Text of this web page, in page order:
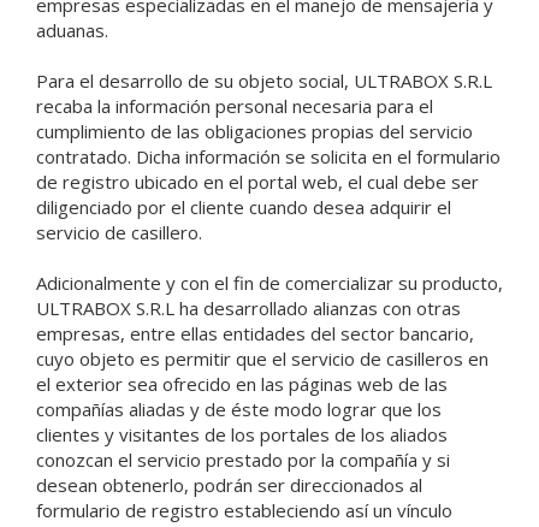
empresas especializadas en el manejo de mensajería y
aduanas.
Para el desarrollo de su objeto social, ULTRABOX S.R.L
recaba la información personal necesaria para el
cumplimiento de las obligaciones propias del servicio
contratado. Dicha información se solicita en el formulario
de registro ubicado en el portal web, el cual debe ser
diligenciado por el cliente cuando desea adquirir el
servicio de casillero.
Adicionalmente y con el fin de comercializar su producto,
ULTRABOX S.R.L ha desarrollado alianzas con otras
empresas, entre ellas entidades del sector bancario,
cuyo objeto es permitir que el servicio de casilleros en
el exterior sea ofrecido en las páginas web de las
compañías aliadas y de éste modo lograr que los
clientes y visitantes de los portales de los aliados
conozcan el servicio prestado por la compañía y si
desean obtenerlo, podrán ser direccionados al
formulario de registro estableciendo así un vínculo